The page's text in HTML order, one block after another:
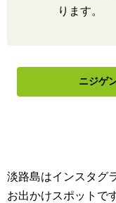
ります。
ニジゲ
淡路島はインスタグ
お出かけスポットで